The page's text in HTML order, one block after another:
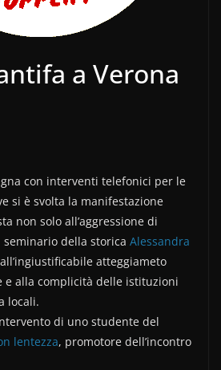
a Verona
con interventi telefonici per le
si è svolta la manifestazione
non solo all’aggressione di
della storica Alessandra
atteggiameto
e alla complicità delle istituzioni
locali.
di uno studente del
lentezza, promotore dell’incontro